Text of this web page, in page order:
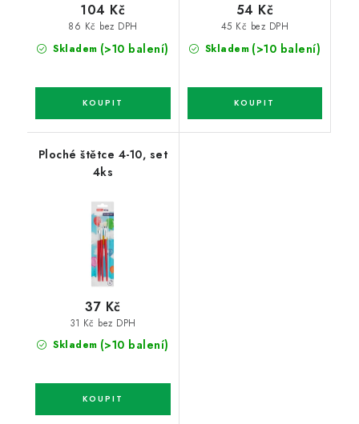
Skladem (>10 balení)
86 Kč bez DPH
104 Kč
Skladem (>10 balení)
45 Kč bez DPH
54 Kč
Ploché štětce 4-10, set
4ks
Skladem (>10 balení)
31 Kč bez DPH
37 Kč